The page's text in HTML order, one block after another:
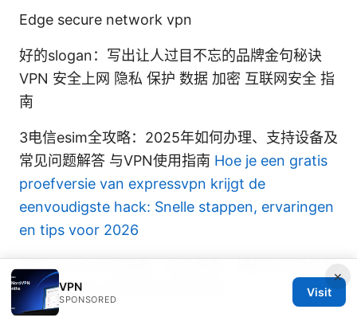
Edge secure network vpn
好的slogan：写出让人过目不忘的品牌金句秘诀
VPN 安全上网 隐私 保护 数据 加密 互联网安全 指
南
3电信esim全攻略：2025年如何办理、支持设备及
常见问题解答 与VPN使用指南 Hoe je een gratis
proefversie van expressvpn krijgt de
eenvoudigste hack: Snelle stappen, ervaringen
en tips voor 2026
丙烷 sds 全方位指南：安全使用、储存与应急处理
—VPN 安全上网与隐私保护全解
×
VPN
SPONSORED
Visit